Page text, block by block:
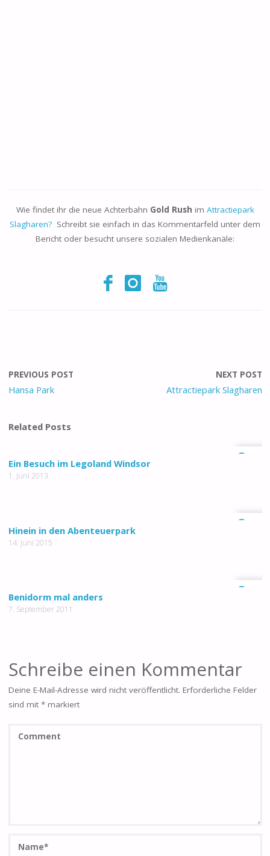
Wie findet ihr die neue Achterbahn Gold Rush im Attractiepark
Slagharen? Schreibt sie einfach in das Kommentarfeld unter dem
Bericht oder besucht unsere sozialen Medienkanäle:
PREVIOUS POST
Hansa Park
NEXT POST
Attractiepark Slagharen
Related Posts
Ein Besuch im Legoland Windsor
1. Juni 2013
Hinein in den Abenteuerpark
14. Juni 2015
Benidorm mal anders
7. September 2011
Schreibe einen Kommentar
Deine E-Mail-Adresse wird nicht veröffentlicht. Erforderliche Felder
sind mit *markiert